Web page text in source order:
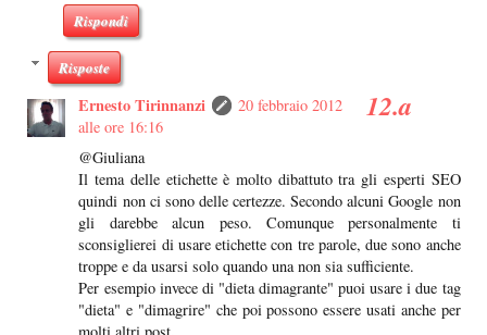
Rispondi
Risposte
Ernesto Tirinnanzi
20 febbraio 2012
alle ore 16:16
@Giuliana
Il tema delle etichette è molto dibattuto tra gli esperti SEO
quindi non ci sono delle certezze. Secondo alcuni Google non
gli darebbe alcun peso. Comunque personalmente ti
sconsiglierei di usare etichette con tre parole, due sono anche
troppe e da usarsi solo quando una non sia sufficiente.
Per esempio invece di "dieta dimagrante" puoi usare i due tag
"dieta" e "dimagrire" che poi possono essere usati anche per